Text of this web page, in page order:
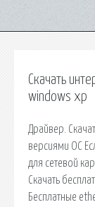
Скачать
windows xp
Драйвер.
версиями ОС
для сетевой
Скачать
Бесплатные